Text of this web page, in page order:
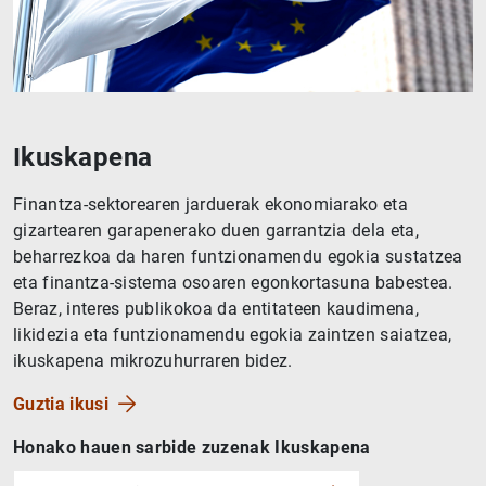
Ikuskapena
Finantza-sektorearen jarduerak ekonomiarako eta
gizartearen garapenerako duen garrantzia dela eta,
beharrezkoa da haren funtzionamendu egokia sustatzea
eta finantza-sistema osoaren egonkortasuna babestea.
Beraz, interes publikokoa da entitateen kaudimena,
likidezia eta funtzionamendu egokia zaintzen saiatzea,
ikuskapena mikrozuhurraren bidez.
Guztia ikusi
Honako hauen sarbide zuzenak Ikuskapena